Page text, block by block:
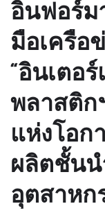
อินฟอร์ม
มือเครือ
“อินเตอ
พลาสติก
แห่งโอก
ผลิตชั้นน
อุตสาหก